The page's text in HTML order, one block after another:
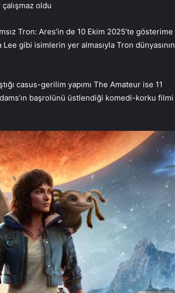
oldu
Tron: Ares’in de 10 Ekim 2025’te gösterime
gibi isimlerin yer almasıyla Tron dünyasının
casus-gerilim yapımı The Amateur ise 11
başrolünü üstlendiği komedi-korku filmi